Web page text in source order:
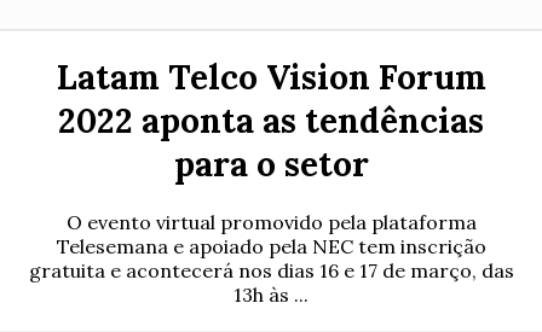
Latam Telco Vision Forum
2022 aponta as tendências
para o setor
O evento virtual promovido pela plataforma
Telesemana e apoiado pela NEC tem inscrição
gratuita e acontecerá nos dias 16 e 17 de março, das
13h às ...